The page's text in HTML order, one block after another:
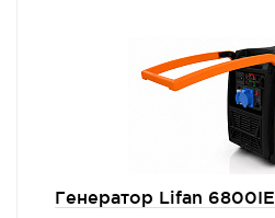
Генератор Lifan 6800IE